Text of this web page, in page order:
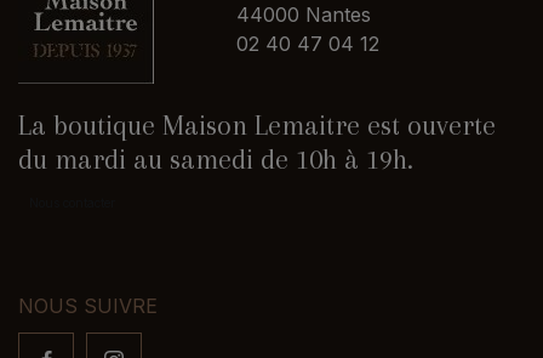
44000 Nantes
02 40 47 04 12
La boutique Maison Lemaitre est ouverte
du mardi au samedi de 10h à 19h.
NOUS SUIVRE